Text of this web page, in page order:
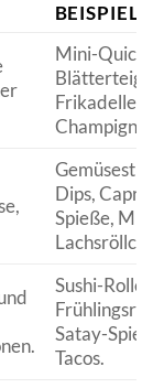
BEISPIELE
Mini-
Dips,
Spieße,
Sushi-
Satay-
Tacos.